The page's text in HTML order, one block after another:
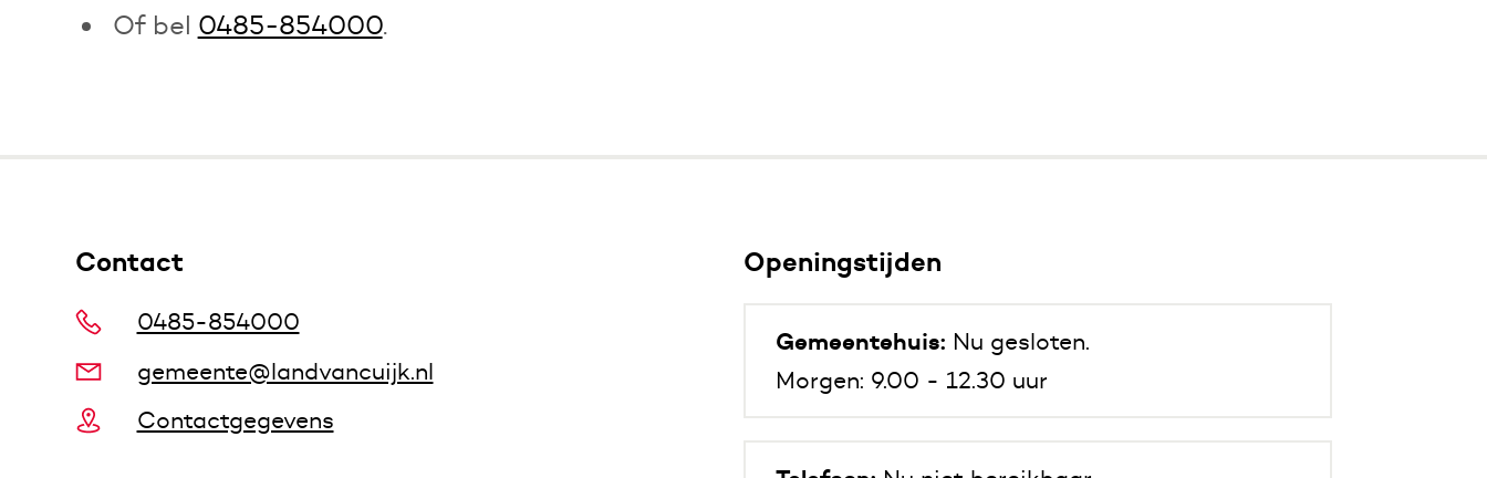
Of bel 0485-854000.
Contact
0485-854000
gemeente@landvancuijk.nl
Contactgegevens
Openingstijden
Gemeentehuis: Nu gesloten.
Morgen: 9.00 - 12.30 uur